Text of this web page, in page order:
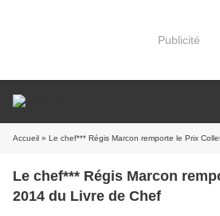
Publicité
Accueil » Le chef*** Régis Marcon remporte le Prix
Le chef*** Régis Marcon
2014 du Livre de Chef